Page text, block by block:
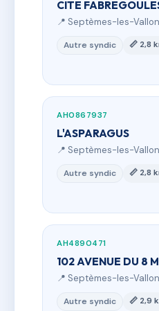
CITE
📍 Septèmes-les-
Autre syndic 📏 2,8
AH0867937
L'ASPARAGUS
📍 Septèmes-les-
Autre syndic 📏 2,8
AH4890471
102 AVENUE DU 8
📍 Septèmes-les-
Autre syndic 📏 2,9